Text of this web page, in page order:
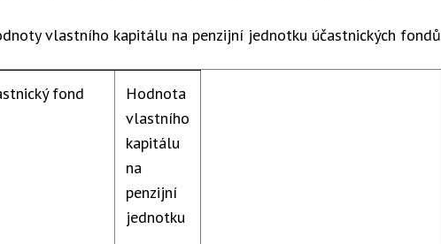
vlastního kapitálu na penzijní jednotku účastnických fondů
fond
Hodnota
vlastního
kapitálu
na
penzijní
jednotku